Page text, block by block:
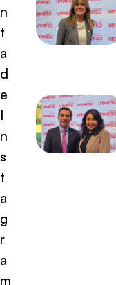
n
t
a
d
e
I
n
s
t
a
g
r
a
m